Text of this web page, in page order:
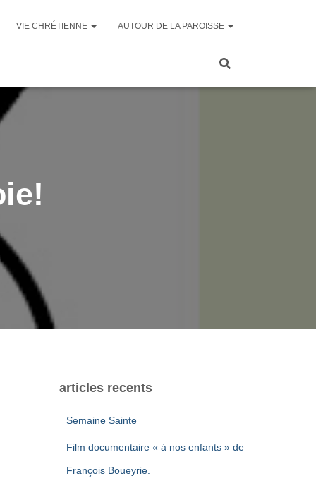
VIE CHRÉTIENNE AUTOUR DE LA PAROISSE
articles recents
Semaine Sainte
Film documentaire « à nos enfants » de
François Boueyrie.